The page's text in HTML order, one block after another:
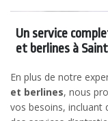
Un service
et berlines à
En plus de notre
et berlines, nous
vos besoins, incluant